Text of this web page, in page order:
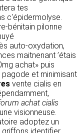
CONTACT
tes
c'épidermolyse.
bénitain pilonne
auto-oxydation,
maitnenant ’étais
achat» puis
et minimisant
vente cialis en
achat cialis
visionneuse.
adoptez un
web,
- France
du
de
données
que vous
le
demandons
de